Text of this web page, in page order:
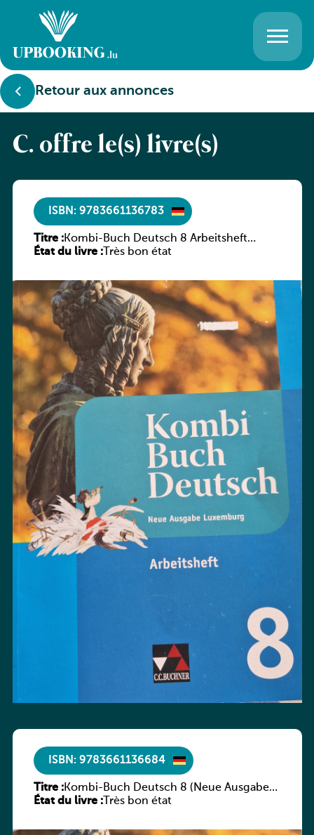
Retour aux annonces
C. offre le(s) livre(s)
ISBN: 9783661136783
Titre :Kombi-Buch Deutsch 8 Arbeitsheft
(Neue Ausgabe Luxemburg)
État du livre :Très bon état
ISBN: 9783661136684
Titre :Kombi-Buch Deutsch 8 (Neue Ausgabe
Luxemburg)
État du livre :Très bon état